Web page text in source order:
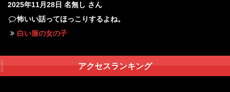
2025年11月28日 名無し さん
怖いい話ってほっこりするよね。
白い服の女の子
アクセスランキング